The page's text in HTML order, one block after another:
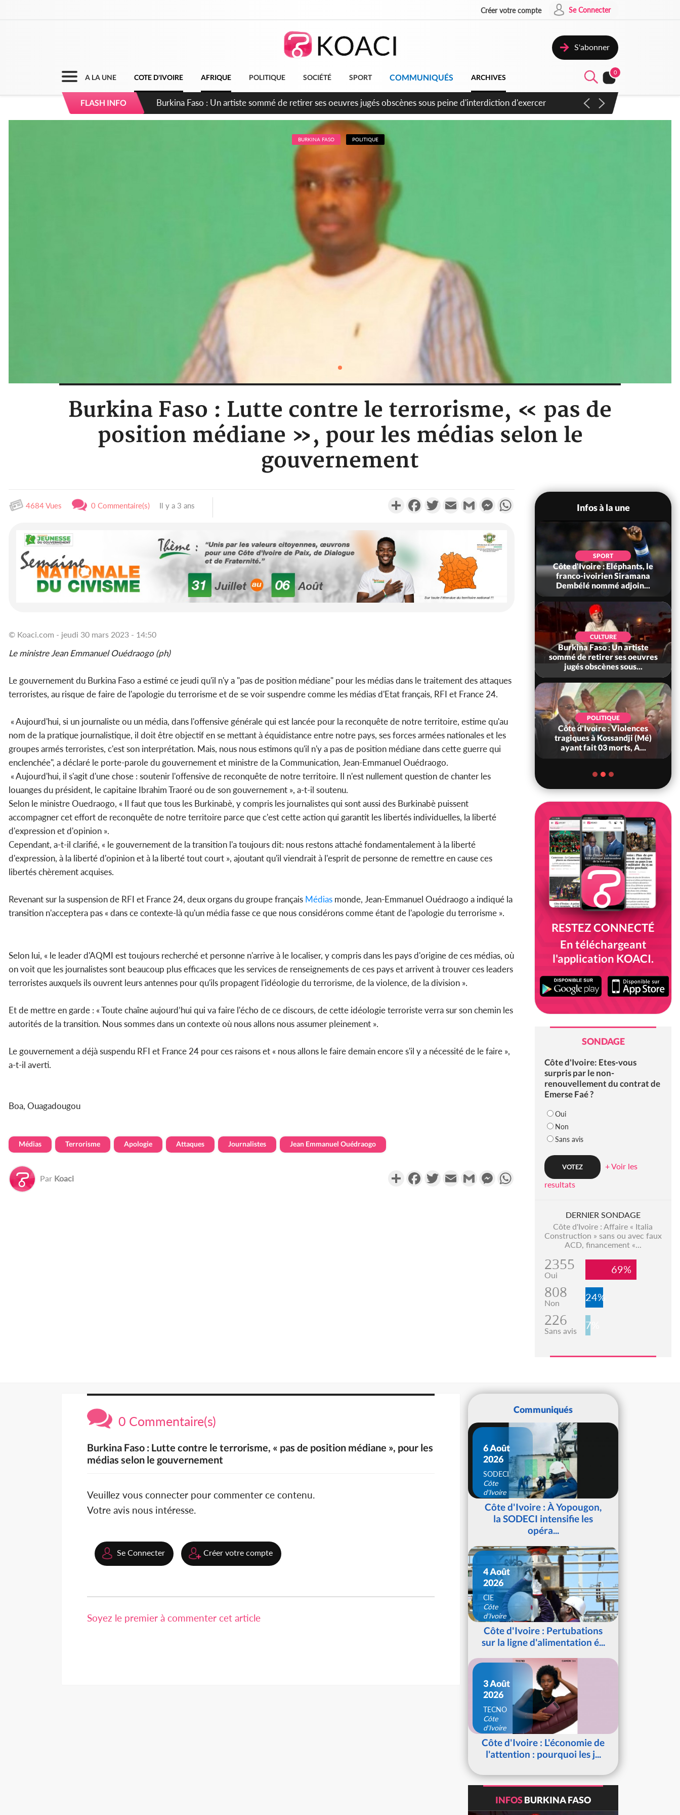
Créer votre compte Se Connecter
S'abonner
A LA UNE COTE D'IVOIRE AFRIQUE POLITIQUE SOCIÉTÉ SPORT COMMUNIQUÉS ARCHIVES
0
FLASH INFO Côte d'Ivoire : L'Eléphant Yan Diomandé rejoint enfin le Real Madrid jusqu'en 2033, ses premiers mots...
BURKINA FASO POLITIQUE
Burkina Faso : Lutte contre le terrorisme, « pas de
position médiane », pour les médias selon le
gouvernement
4684 Vues 0 Commentaire(s) Il y a 3 ans PartagerFacebookTwitterEmail Gmail MessengerWhatsApp
© Koaci.com - jeudi 30 mars 2023 - 14:50
Le ministre Jean Emmanuel Ouédraogo (ph)
Le gouvernement du Burkina Faso a estimé ce jeudi qu'il n'y a "pas de position médiane" pour les médias dans le traitement des attaques
terroristes, au risque de faire de l'apologie du terrorisme et de se voir suspendre comme les médias d'Etat français, RFI et France 24.
« Aujourd'hui, si un journaliste ou un média, dans l'offensive générale qui est lancée pour la reconquête de notre territoire, estime qu'au
nom de la pratique journalistique, il doit être objectif en se mettant à équidistance entre notre pays, ses forces armées nationales et les
groupes armés terroristes, c'est son interprétation. Mais, nous nous estimons qu'il n'y a pas de position médiane dans cette guerre qui
enclenchée", a déclaré le porte-parole du gouvernement et ministre de la Communication, Jean-Emmanuel Ouédraogo.
« Aujourd'hui, il s'agit d'une chose : soutenir l'offensive de reconquête de notre territoire. Il n'est nullement question de chanter les
louanges du président, le capitaine Ibrahim Traoré ou de son gouvernement », a-t-il soutenu.
Selon le ministre Ouedraogo, « Il faut que tous les Burkinabè, y compris les journalistes qui sont aussi des Burkinabè puissent
accompagner cet effort de reconquête de notre territoire parce que c'est cette action qui garantit les libertés individuelles, la liberté
d'expression et d'opinion ».
Cependant, a-t-il clarifié, « le gouvernement de la transition l'a toujours dit: nous restons attaché fondamentalement à la liberté
d'expression, à la liberté d'opinion et à la liberté tout court », ajoutant qu'il viendrait à l'esprit de personne de remettre en cause ces
libertés chèrement acquises.
Revenant sur la suspension de RFI et France 24, deux organs du groupe français Médias monde, Jean-Emmanuel Ouédraogo a indiqué la
transition n'acceptera pas « dans ce contexte-là qu'un média fasse ce que nous considérons comme étant de l'apologie du terrorisme ».
Selon lui, « le leader d'AQMI est toujours recherché et personne n'arrive à le localiser, y compris dans les pays d'origine de ces médias, où
on voit que les journalistes sont beaucoup plus efficaces que les services de renseignements de ces pays et arrivent à trouver ces leaders
terroristes auxquels ils ouvrent leurs antennes pour qu'ils propagent l'idéologie du terrorisme, de la violence, de la division ».
Et de mettre en garde : « Toute chaîne aujourd’hui qui va faire l'écho de ce discours, de cette idéologie terroriste verra sur son chemin les
autorités de la transition. Nous sommes dans un contexte où nous allons nous assumer pleinement ».
Le gouvernement a déjà suspendu RFI et France 24 pour ces raisons et « nous allons le faire demain encore s'il y a nécessité de le faire »,
a-t-il averti.
Boa, Ouagadougou
Médias Terrorisme Apologie Attaques Journalistes Jean Emmanuel Ouédraogo
Par Koaci PartagerFacebookTwitterEmail Gmail MessengerWhatsApp
Infos à la une
SPORT
Côte d'Ivoire : L'Eléphant Yan
Diomandé rejoint enfin le
Real Madrid jusqu'...
SOCIÉTÉ
Côte d'Ivoire : 4ᵉ Pont
d'Abidjan, séduit par le site
d'accueil de Songon A...
SPORT
Côte d'Ivoire : Eléphants, le
franco-ivoirien Siramana
Dembélé nommé adjoin...
CULTURE
Burkina Faso : Un artiste
sommé de retirer ses oeuvres
jugés obscènes sous...
POLITIQUE
Côte d'Ivoire : Violences
tragiques à Kossandji (Mé)
ayant fait 03 morts, A...
RESTEZ CONNECTÉ
En téléchargeant
l'application KOACI.
SONDAGE
Côte d'Ivoire: Etes-vous
surpris par le non-
renouvellement du contrat de
Emerse Faé ?
Oui
Non
Sans avis
+ Voir les
resultats
DERNIER SONDAGE
Côte d'Ivoire : Affaire « Italia
Construction » sans ou avec faux
ACD, financement «...
2355
Oui 69%
808
Non 24%
226
Sans avis 7%
0 Commentaire(s)
Burkina Faso : Lutte contre le terrorisme, « pas de position médiane », pour les
médias selon le gouvernement
Veuillez vous connecter pour commenter ce contenu.
Votre avis nous intéresse.
Se Connecter Créer votre compte
Soyez le premier à commenter cet article
Communiqués
6 Août
2026
SODECI
Côte
d'Ivoire
Côte d'Ivoire : À Yopougon,
la SODECI intensifie les
opéra...
4 Août
2026
CIE
Côte
d'Ivoire
Côte d'Ivoire : Pertubations
sur la ligne d'alimentation é...
3 Août
2026
TECNO
Côte
d'Ivoire
Côte d'Ivoire : L'économie de
l'attention : pourquoi les j...
INFOSBURKINA FASO